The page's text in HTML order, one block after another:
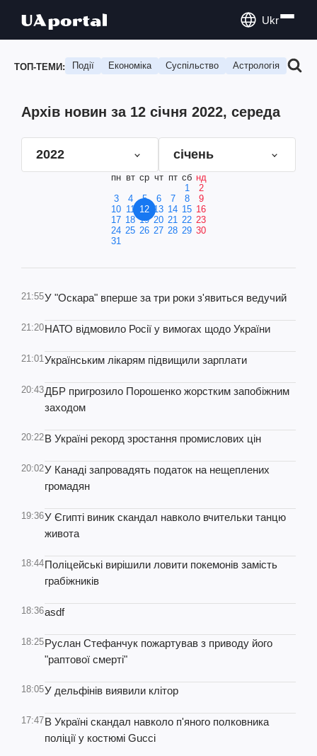
Ukr
ТОП-ТЕМИ: Події Економіка Суспільство Астрологія
Архів новин за 12 січня 2022, середа
2022 січень
пн вт ср чт пт сб нд
1
2
3
4 5 6 7 8
9
10 11 12 13 14 15 16
17 18 19 20 21 22 23
24 25 26 27 28 29 30
31
21:55У "Оскара" вперше за три роки з'явиться ведучий
21:20НАТО відмовило Росії у вимогах щодо України
21:01Українським лікарям підвищили зарплати
20:43ДБР пригрозило Порошенко жорстким запобіжним
заходом
20:22В Україні рекорд зростання промислових цін
20:02У Канаді запровадять податок на нещеплених
громадян
19:36У Єгипті виник скандал навколо вчительки танцю
живота
18:44Поліцейські вирішили ловити покемонів замість
грабіжників
18:36asdf
18:25Руслан Стефанчук пожартував з приводу його
"раптової смерті"
18:05У дельфінів виявили клітор
17:47В Україні скандал навколо п'яного полковника
поліції у костюмі Gucci